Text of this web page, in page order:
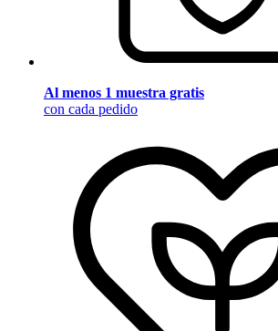
Al menos 1 muestra gratis
con cada pedido